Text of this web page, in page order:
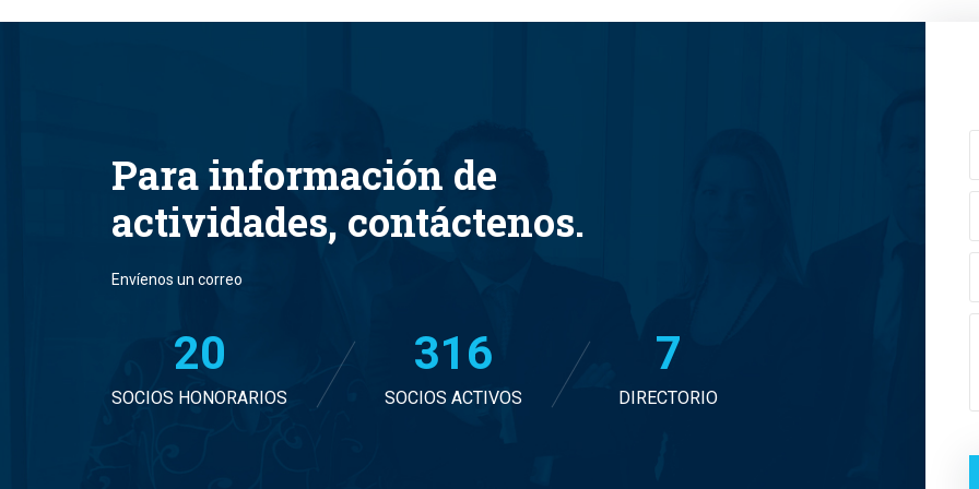
Para información de
actividades, contáctenos.
Envíenos un correo
20
SOCIOS HONORARIOS
327
SOCIOS ACTIVOS
7
DIRECTORIO